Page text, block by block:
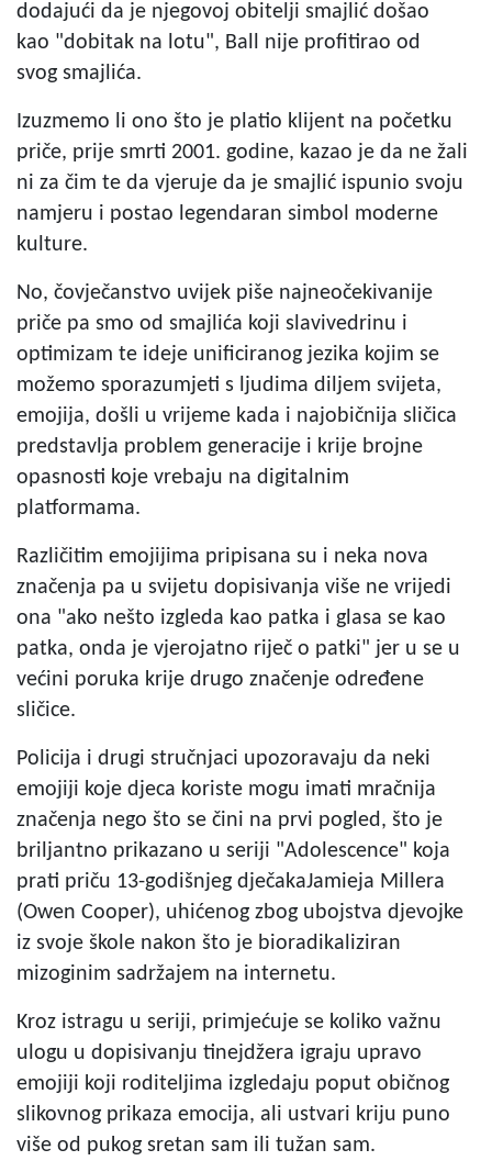
dodajući da je njegovoj obitelji smajlić došao
kao "dobitak na lotu", Ball nije profitirao od
svog smajlića.
Izuzmemo li ono što je platio klijent na početku
priče, prije smrti 2001. godine, kazao je da ne žali
ni za čim te da vjeruje da je smajlić ispunio svoju
namjeru i postao legendaran simbol moderne
kulture.
No, čovječanstvo uvijek piše najneočekivanije
priče pa smo od smajlića koji slavivedrinu i
optimizam te ideje unificiranog jezika kojim se
možemo sporazumjeti s ljudima diljem svijeta,
emojija, došli u vrijeme kada i najobičnija sličica
predstavlja problem generacije i krije brojne
opasnosti koje vrebaju na digitalnim
platformama.
Različitim emojijima pripisana su i neka nova
značenja pa u svijetu dopisivanja više ne vrijedi
ona "ako nešto izgleda kao patka i glasa se kao
patka, onda je vjerojatno riječ o patki" jer u se u
većini poruka krije drugo značenje određene
sličice.
Policija i drugi stručnjaci upozoravaju da neki
emojiji koje djeca koriste mogu imati mračnija
značenja nego što se čini na prvi pogled, što je
briljantno prikazano u seriji "Adolescence" koja
prati priču 13-godišnjeg dječakaJamieja Millera
(Owen Cooper), uhićenog zbog ubojstva djevojke
iz svoje škole nakon što je bioradikaliziran
mizoginim sadržajem na internetu.
Kroz istragu u seriji, primjećuje se koliko važnu
ulogu u dopisivanju tinejdžera igraju upravo
emojiji koji roditeljima izgledaju poput običnog
slikovnog prikaza emocija, ali ustvari kriju puno
više od pukog sretan sam ili tužan sam.